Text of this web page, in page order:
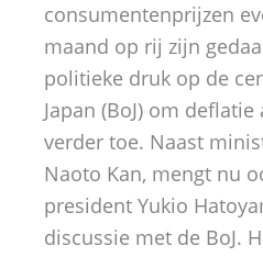
consumentenprijzen
maand op rij zijn
politieke druk op de
Japan (BoJ) om
verder toe. Naast
Naoto Kan, mengt nu
president Yukio
discussie met de BoJ.